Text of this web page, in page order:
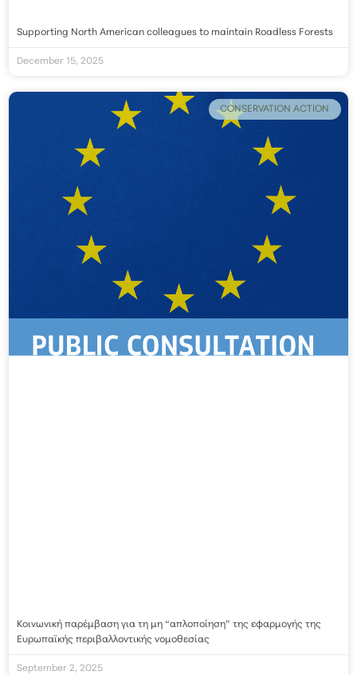
Supporting North American colleagues to maintain Roadless Forests
December 15, 2025
CONSERVATION ACTION
Κοινωνική παρέμβαση για τη μη “απλοποίηση” της εφαρμογής της
Ευρωπαϊκής περιβαλλοντικής νομοθεσίας
September 2, 2025